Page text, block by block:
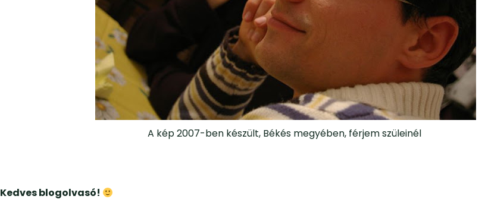
A kép 2007-ben készült, Békés megyében, férjem szüleinél
Kedves blogolvasó!